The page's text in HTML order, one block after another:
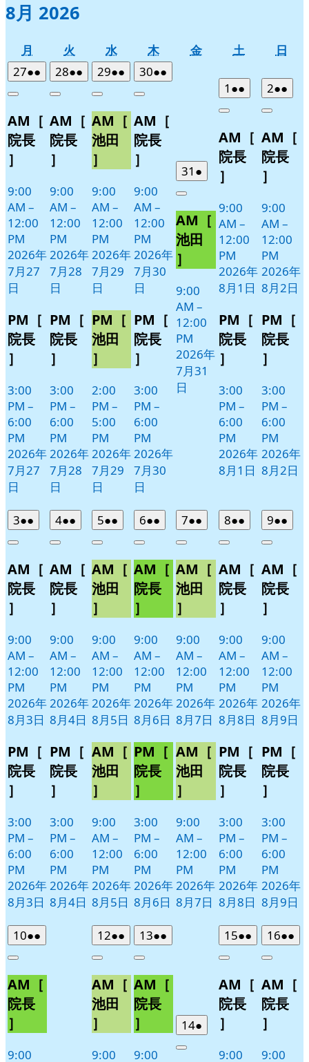
8月 2026
月
曜
日
火
曜
日
水水
曜
日
木木
曜
日
金金
土土
日
日
日
272026
年
月
27
日
●●
件
イ
ベ
ト)
Close
AM［
院長
］
9:00
AM –
12:00
PM
2026年
7月27
日
PM［
院長
］
3:00
PM –
6:00
PM
2026年
7月27
日
282026
年
月
28
日
●●
件
イ
ベ
ト)
Close
AM［
院長
］
9:00
AM –
12:00
PM
2026年
7月28
日
PM［
院長
］
3:00
PM –
6:00
PM
2026年
7月28
日
292026
年
月
29
日
●●
件
イ
ベ
ト)
Close
AM［
池田
］
9:00
AM –
12:00
PM
2026年
7月29
日
PM［
池田
］
2:00
PM –
5:00
PM
2026年
7月29
日
302026
年
月
30
日
●●
件
イ
Close
AM［
院長
］
9:00
AM –
12:00
PM
2026年
7月30
日
PM［
院長
］
3:00
PM –
6:00
PM
2026年
7月30
日
31 2026
年
月
31
日
●
件
イ
ベ
ト)
Close
AM［
池田
］
9:00
AM –
12:00
PM
2026年
7月31
日
1 2026
年
月
1
日
●●
件
イ
ベ
Close
AM［
院長
］
9:00
AM –
12:00
PM
2026年
8月1日
PM［
院長
］
3:00
PM –
6:00
PM
2026年
8月1日
22026
年
月
2
日
●●
件
イ
ベ
Close
AM［
院長
］
9:00
AM –
12:00
PM
2026年
8月2日
PM［
院長
］
3:00
PM –
6:00
PM
2026年
8月2日
32026
年
月
3
日
●●
件
イ
ベ
Close
AM［
院長
］
9:00
AM –
12:00
PM
2026年
8月3日
PM［
院長
］
3:00
PM –
6:00
PM
2026年
8月3日
42026
年
月
4
日
●●
件
イ
ベ
Close
AM［
院長
］
9:00
AM –
12:00
PM
2026年
8月4日
PM［
院長
］
3:00
PM –
6:00
PM
2026年
8月4日
52026
年
月
5
日
●●
件
イ
ベ
ト)
Close
AM［
池田
］
9:00
AM –
12:00
PM
2026年
8月5日
AM［
池田
］
9:00
AM –
12:00
PM
2026年
8月5日
62026
年
月
6
日
●●
件
イ
ベ
ト)
Close
AM［
院長
］
9:00
AM –
12:00
PM
2026年
8月6日
PM［
院長
］
3:00
PM –
6:00
PM
2026年
8月6日
72026
年
月
7
日
●●
件
イ
ベ
ト)
Close
AM［
池田
］
9:00
AM –
12:00
PM
2026年
8月7日
AM［
池田
］
9:00
AM –
12:00
PM
2026年
8月7日
82026
年
月
8
日
●●
件
イ
ベ
Close
AM［
院長
］
9:00
AM –
12:00
PM
2026年
8月8日
PM［
院長
］
3:00
PM –
6:00
PM
2026年
8月8日
92026
年
月
9
日
●●
件
イ
ベ
Close
AM［
院長
］
9:00
AM –
12:00
PM
2026年
8月9日
PM［
院長
］
3:00
PM –
6:00
PM
2026年
8月9日
102026
年
月
10
日
●●
件
イ
ト)
Close
AM［
院長
］
9:00
122026
年
月
12
日
●●
件
イ
ベ
ト)
Close
AM［
池田
］
9:00
132026
年
月
13
日
●●
件
イ
ン
ト)
Close
AM［
院長
］
9:00
142026
年
●
件
Close
152026
年
月
15
日
●●
件
イ
ベ
ト)
Close
AM［
院長
］
9:00
162026
年
月
16
日
●●
件
イ
Close
AM［
院長
］
9:00